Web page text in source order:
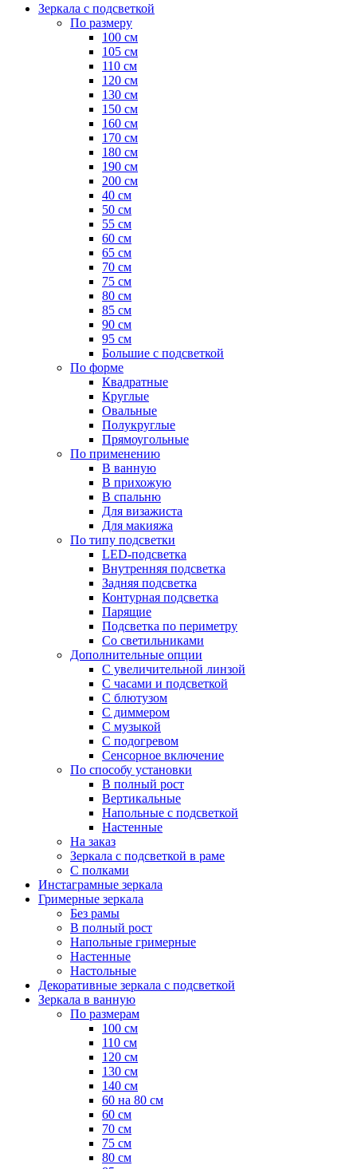
Зеркала с подсветкой
По размеру
100 см
105 см
110 см
120 см
130 см
150 см
160 см
170 см
180 см
190 см
200 см
40 см
50 см
55 см
60 см
65 см
70 см
75 см
80 см
85 см
90 см
95 см
Большие с подсветкой
По форме
Квадратные
Круглые
Овальные
Полукруглые
Прямоугольные
По применению
В ванную
В прихожую
В спальню
Для визажиста
Для макияжа
По типу подсветки
LED-подсветка
Внутренняя подсветка
Задняя подсветка
Контурная подсветка
Парящие
Подсветка по периметру
Со светильниками
Дополнительные опции
C увеличительной линзой
C часами и подсветкой
С блютузом
С диммером
С музыкой
С подогревом
Сенсорное включение
По способу установки
В полный рост
Вертикальные
Напольные с подсветкой
Настенные
На заказ
Зеркала с подсветкой в раме
С полками
Инстаграмные зеркала
Гримерные зеркала
Без рамы
В полный рост
Напольные гримерные
Настенные
Настольные
Декоративные зеркала с подсветкой
Зеркала в ванную
По размерам
100 см
110 см
120 см
130 см
140 см
60 на 80 см
60 см
70 см
75 см
80 см